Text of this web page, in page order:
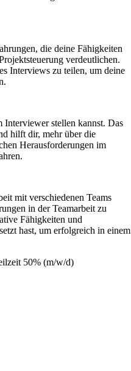
die deine Fähigkeiten
verdeutlichen.
Interviews zu teilen, um deine
Interviewer stellen kannst. Das
hilft dir, mehr über die
Herausforderungen im
mit verschiedenen Teams
in der Teamarbeit zu
Fähigkeiten und
hast, um erfolgreich in einem
50% (m/w/d)